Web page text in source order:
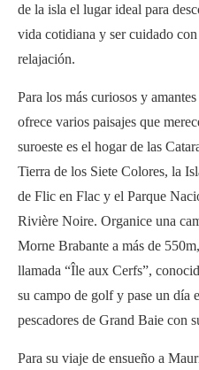
de la isla el lugar ideal para
vida cotidiana y ser cuidado
relajación.
Para los más curiosos y
ofrece varios paisajes que
suroeste es el hogar de las
Tierra de los Siete Colores, la
de Flic en Flac y el Parque
Rivière Noire. Organice una
Morne Brabante a más de
llamada “Île aux Cerfs”,
su campo de golf y pase un día
pescadores de Grand Baie con
Para su viaje de ensueño a